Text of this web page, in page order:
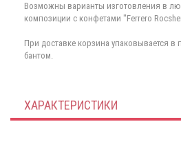
Возможны варианты изготовления в
композиции с конфетами "Ferrero
При доставке корзина упаковывается в
бантом.
ХАРАКТЕРИСТИКИ